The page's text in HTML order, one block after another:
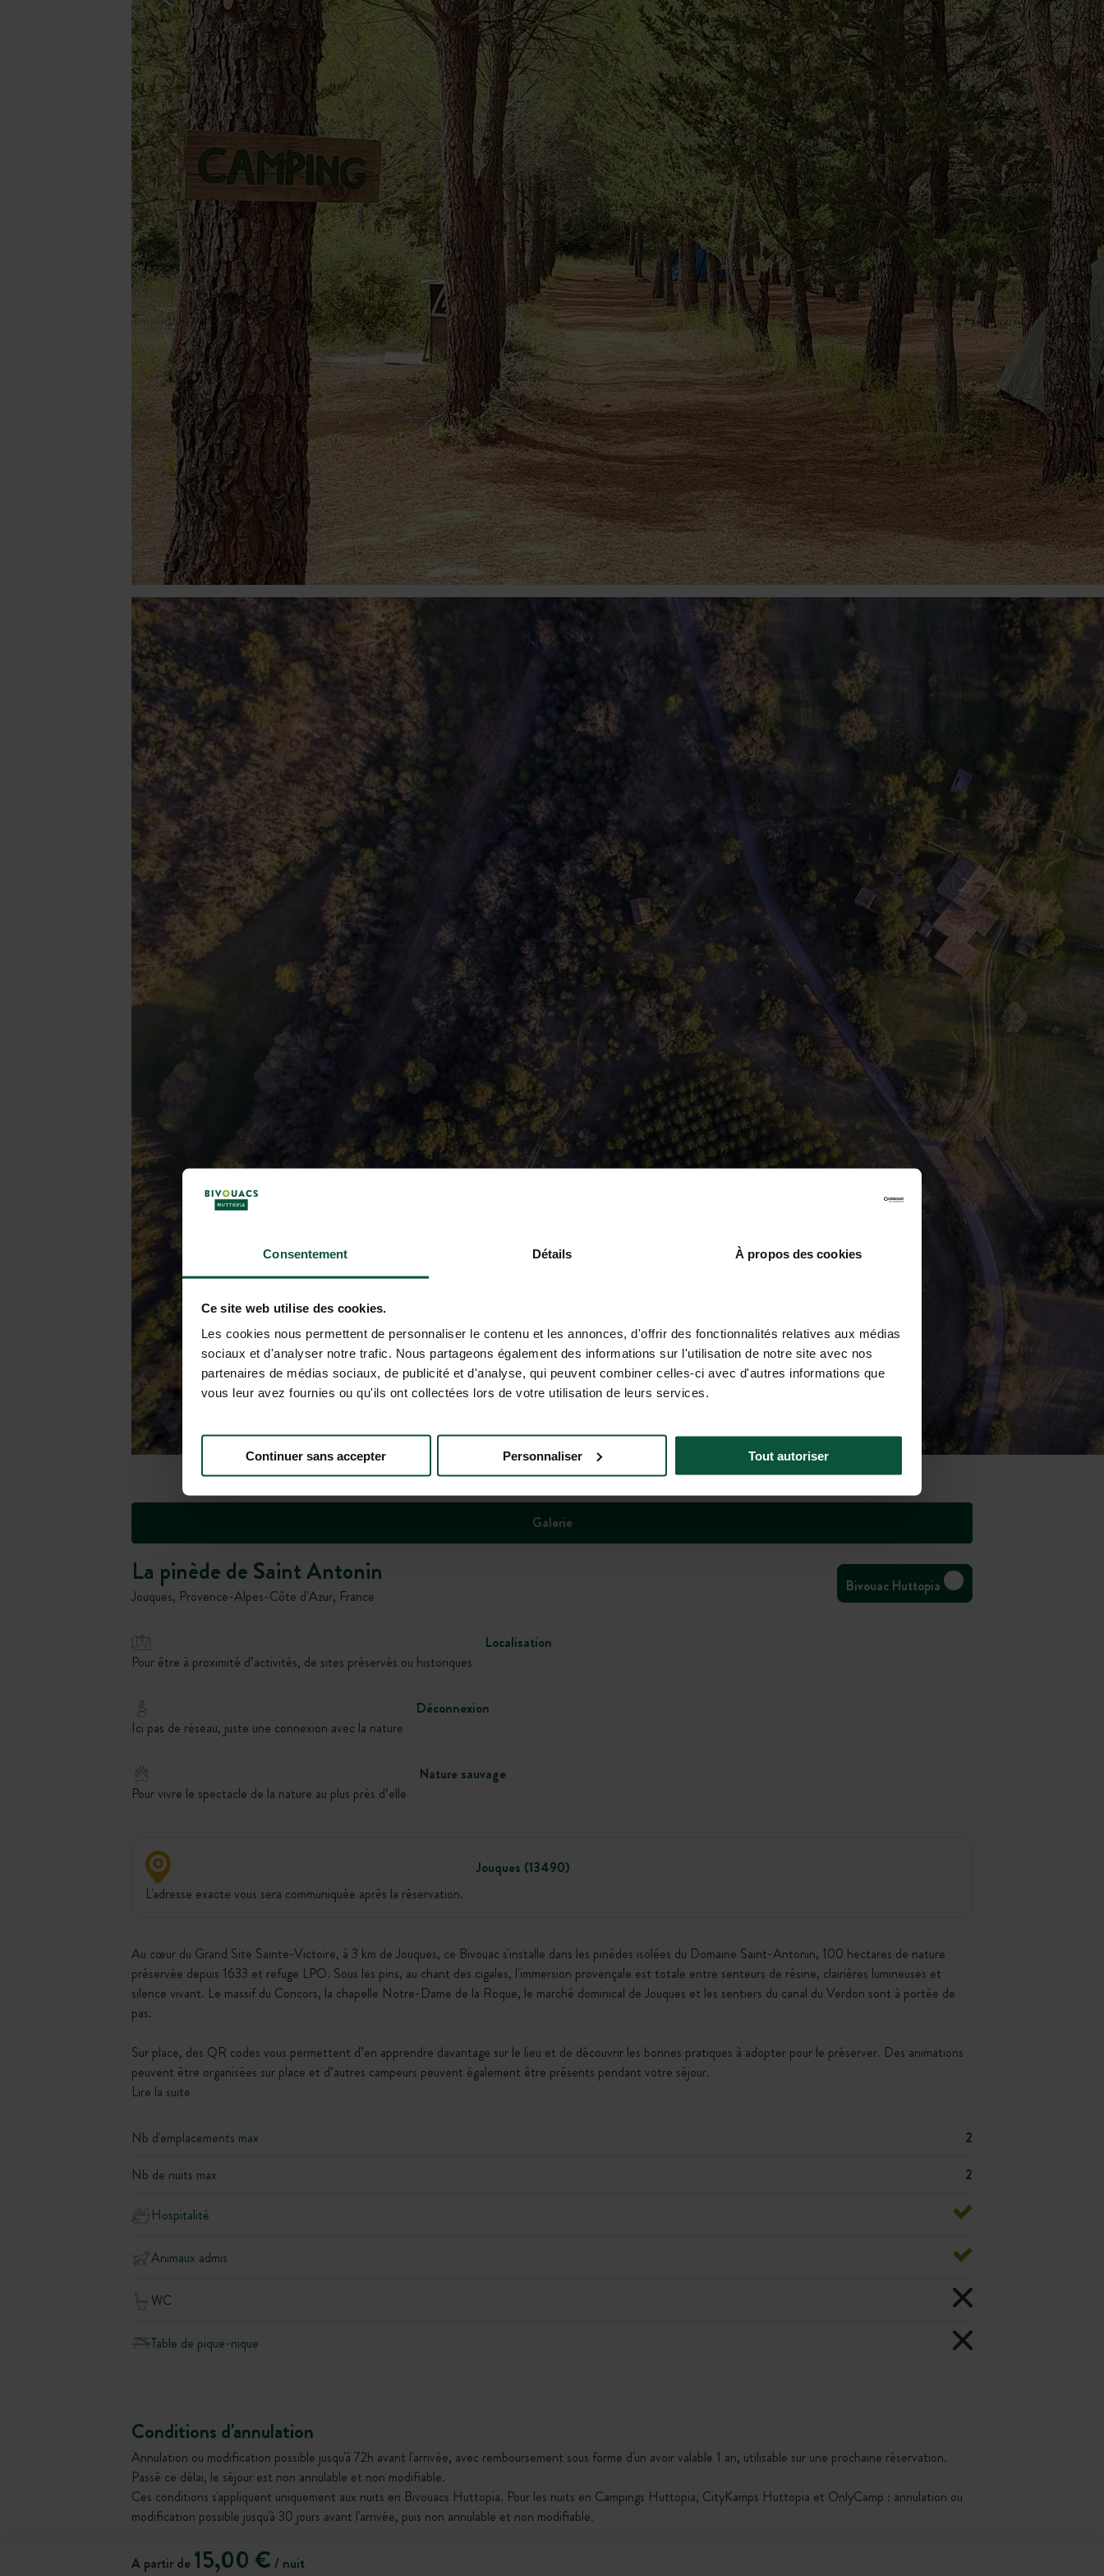
Consentement Détails À propos des cookies
Ce site web utilise des cookies.
Les cookies nous permettent de personnaliser le contenu et les annonces, d'offrir des fonctionnalités relatives aux médias
sociaux et d'analyser notre trafic. Nous partageons également des informations sur l'utilisation de notre site avec nos
partenaires de médias sociaux, de publicité et d'analyse, qui peuvent combiner celles-ci avec d'autres informations que
vous leur avez fournies ou qu'ils ont collectées lors de votre utilisation de leurs services.
Continuer sans accepter Personnaliser Tout autoriser
Galerie
La pinède de Saint Antonin
Jouques, Provence-Alpes-Côte d'Azur, France
Bivouac Huttopia
Localisation
Pour être à proximité d’activités, de sites préservés ou historiques
Déconnexion
Ici pas de réseau, juste une connexion avec la nature
Nature sauvage
Pour vivre le spectacle de la nature au plus près d’elle
Jouques (13490)
L'adresse exacte vous sera communiquée après la réservation.
Au cœur du Grand Site Sainte-Victoire, à 3 km de Jouques, ce Bivouac s'installe dans les pinèdes isolées du Domaine Saint-Antonin, 100 hectares de nature
préservée depuis 1633 et refuge LPO. Sous les pins, au chant des cigales, l'immersion provençale est totale entre senteurs de résine, clairières lumineuses et
silence vivant. Le massif du Concors, la chapelle Notre-Dame de la Roque, le marché dominical de Jouques et les sentiers du canal du Verdon sont à portée de
pas.
Sur place, des QR codes vous permettent d’en apprendre davantage sur le lieu et de découvrir les bonnes pratiques à adopter pour le préserver. Des animations
peuvent être organisées sur place et d’autres campeurs peuvent également être présents pendant votre séjour.
Lire la suite
Nb d'emplacements max
2
Nb de nuits max
2
Hospitalité
Animaux admis
WC
Table de pique-nique
Conditions d'annulation
Annulation ou modification possible jusqu'à 72h avant l'arrivée, avec remboursement sous forme d'un avoir valable 1 an, utilisable sur une prochaine réservation.
Passé ce délai, le séjour est non annulable et non modifiable.
Ces conditions s'appliquent uniquement aux nuits en Bivouacs Huttopia. Pour les nuits en Campings Huttopia, CityKamps Huttopia et OnlyCamp : annulation ou
modification possible jusqu'à 30 jours avant l'arrivée, puis non annulable et non modifiable.
A partir de 15,00 € / nuit